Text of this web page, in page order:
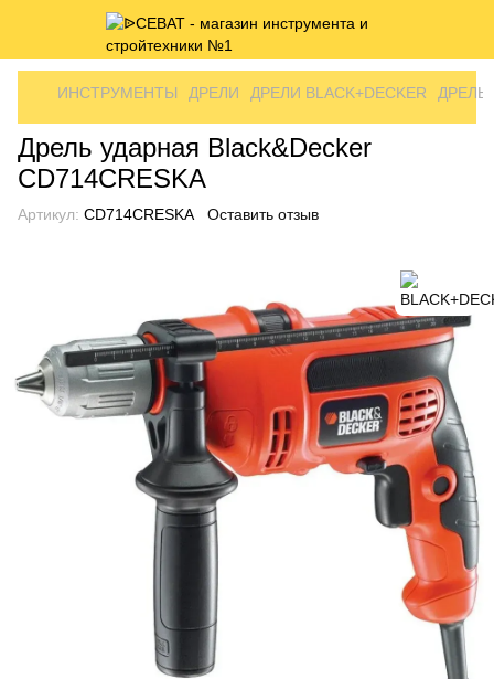
ИНСТРУМЕНТЫ ДРЕЛИ ДРЕЛИ BLACK+DECKER ДРЕЛЬ
Дрель ударная Black&Decker
CD714CRESKA
Артикул: CD714CRESKA Оставить отзыв